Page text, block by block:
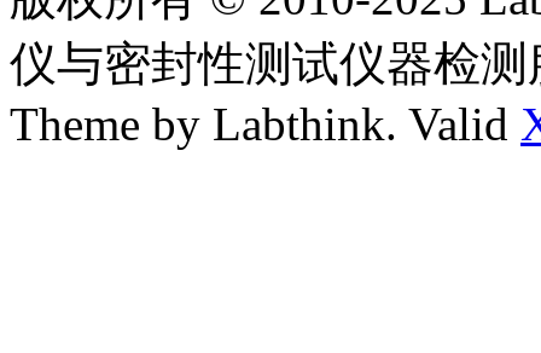
仪与密封性测试仪器检
Theme by Labthink. Valid